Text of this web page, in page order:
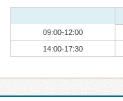
09:00-12:00
14:00-17:30